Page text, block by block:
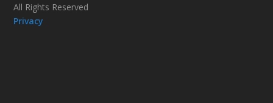
All Rights Reserved
Privacy